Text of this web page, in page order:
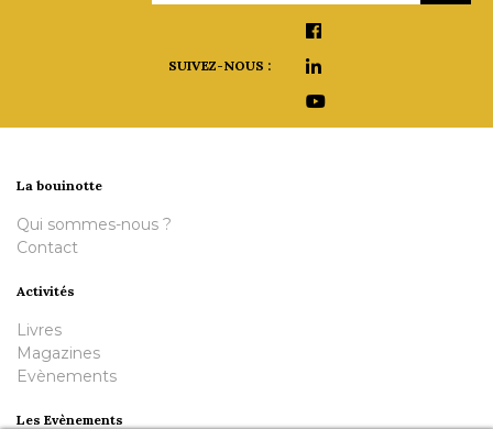
SUIVEZ-NOUS :
La bouinotte
Qui sommes-nous ?
Contact
Activités
Livres
Magazines
Evènements
Les Evènements